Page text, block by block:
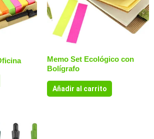
Memo Set Ecológico con
Bolígrafo
Añadir al carrito